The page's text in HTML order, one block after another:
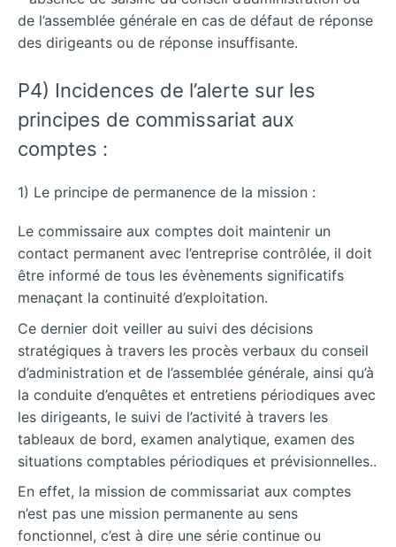
de l’assemblée générale en cas de défaut de réponse
des dirigeants ou de réponse insuffisante.
P4) Incidences de l’alerte sur les
principes de commissariat aux
comptes :
1) Le principe de permanence de la mission :
Le commissaire aux comptes doit maintenir un
contact permanent avec l’entreprise contrôlée, il doit
être informé de tous les évènements significatifs
menaçant la continuité d’exploitation.
Ce dernier doit veiller au suivi des décisions
stratégiques à travers les procès verbaux du conseil
d’administration et de l’assemblée générale, ainsi qu’à
la conduite d’enquêtes et entretiens périodiques avec
les dirigeants, le suivi de l’activité à travers les
tableaux de bord, examen analytique, examen des
situations comptables périodiques et prévisionnelles..
En effet, la mission de commissariat aux comptes
n’est pas une mission permanente au sens
fonctionnel, c’est à dire une série continue ou